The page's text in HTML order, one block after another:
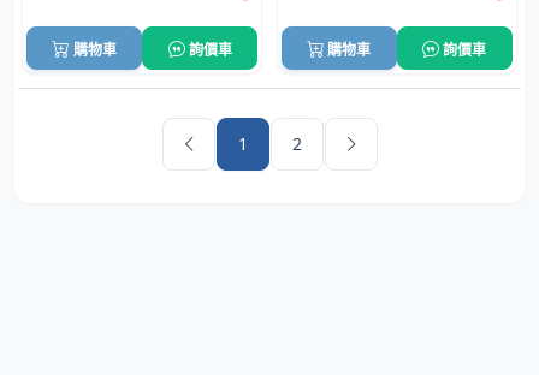
購物車 詢價車 購物車 詢價車
1 2